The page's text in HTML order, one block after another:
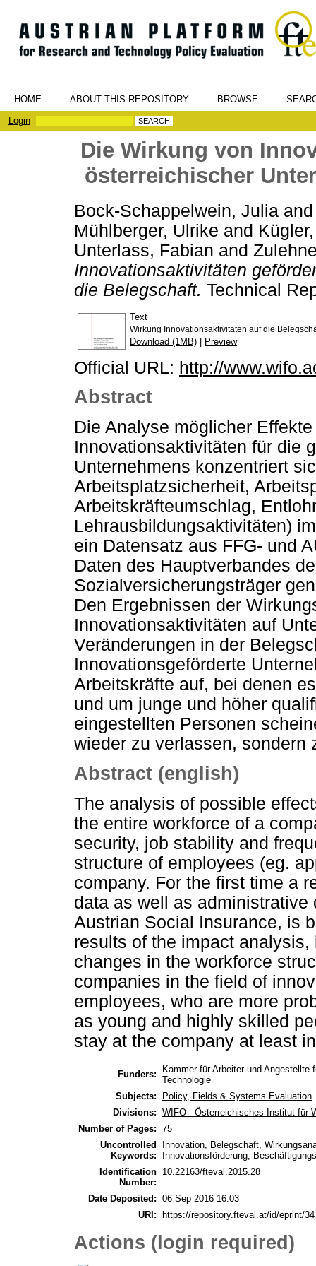
HOME ABOUT THIS REPOSITORY BROWSE
Login
Die Wirkung von
österreichischer
Bock-Schappelwein, Julia
Mühlberger, Ulrike and
Unterlass, Fabian and
Innovationsaktivitäten
die Belegschaft. Technical
Text
Wirkung Innovationsaktivitäten auf die
Download (1MB) | Preview
Official URL: http://
Abstract
Die Analyse möglicher
Innovationsaktivitäten für die
Unternehmens konzentriert
Arbeitsplatzsicherheit,
Arbeitskräfteumschlag,
Lehrausbildungsaktivitäten)
ein Datensatz aus FFG- und
Daten des Hauptverbandes
Sozialversicherungsträger
Den Ergebnissen der
Innovationsaktivitäten auf
Veränderungen in der
Innovationsgeförderte
Arbeitskräfte auf, bei denen
und um junge und höher
eingestellten Personen
wieder zu verlassen, sondern
Abstract (english)
The analysis of possible
the entire workforce of a
security, job stability and
structure of employees (eg.
company. For the first time a
data as well as
Austrian Social Insurance, is
results of the impact
changes in the workforce
companies in the field of
employees, who are more
as young and highly skilled
stay at the company at least
Funders:
Kammer für Arbeiter und
Technologie
Subjects:
Policy, Fields & Systems Evaluation
Divisions: WIFO - Österreichisches Institut für
Number of Pages: 75
Uncontrolled
Keywords:
Innovation, Belegschaft,
Innovationsförderung,
Identification
Number:
10.22163/fteval.2015.28
Date Deposited: 06 Sep 2016 16:03
URI: https://repository.fteval.at/id/eprint/34
Actions (login required)